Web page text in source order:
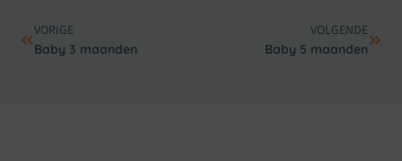
VORIGE
Baby 3 maanden
VOLGENDE
Baby 5 maanden